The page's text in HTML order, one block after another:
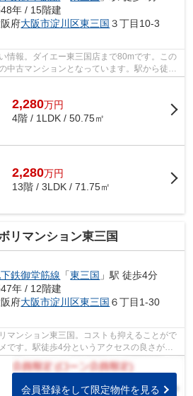
年 / 15階建
府大阪市淀川区東三国 ３丁目10-3
情報。ダイエー東三国店まで80mです。この
中古マンションとなっています。駅から徒歩
物件です...
2,280万円
4階 / 1LDK / 50.75㎡
2,280万円
13階 / 3LDK / 71.75㎡
リマンション東三国
鉄御堂筋線 「東三国 」駅 徒歩4分
年 / 12階建
府大阪市淀川区東三国 ６丁目1-30
マンション東三国。コストも抑えることがで
です。駅徒歩4分というアクセスの良さが魅
ベーター...
会員登録をして限定物件を見る